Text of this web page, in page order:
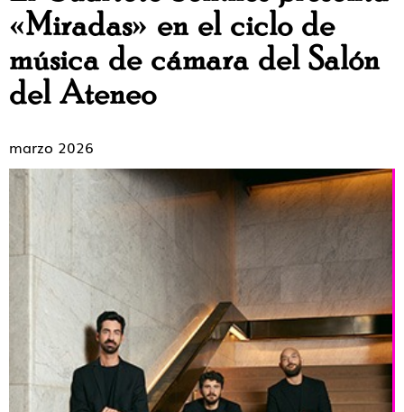
«Miradas» en el ciclo de
música de cámara del Salón
del Ateneo
marzo 2026